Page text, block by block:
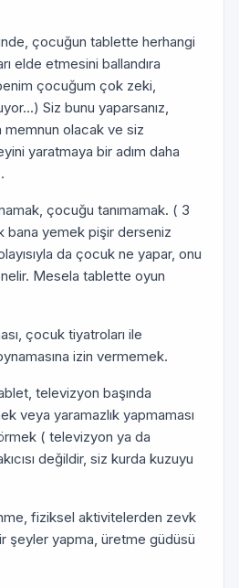
çocuğun tablette herhangi
elde etmesini ballandıra
çocuğum çok zeki,
Siz bunu yaparsanız,
olacak ve siz
yaratmaya bir adım daha
çocuğu tanımamak. ( 3
bana yemek pişir derseniz
da çocuk ne yapar, onu
Mesela tablette oyun
çocuk tiyatroları ile
izin vermemek.
televizyon başında
veya yaramazlık yapmaması
( televizyon ya da
değildir, siz kurda kuzuyu
fiziksel aktivitelerden zevk
şeyler yapma, üretme güdüsü